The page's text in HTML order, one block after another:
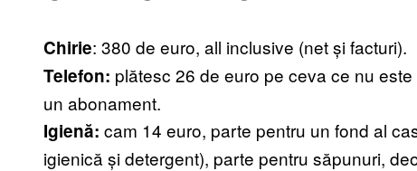
Chirie: 380 de euro, all inclusive (net și facturi).
Telefon: plătesc 26 de euro pe ceva ce nu
un abonament.
Igienă: cam 14 euro, parte pentru un fond al
igienică și detergent), parte pentru săpunuri,